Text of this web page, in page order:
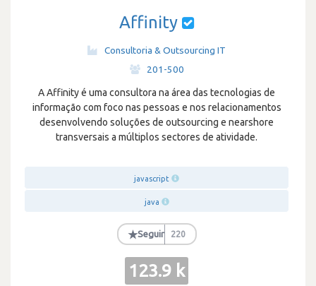
Affinity
Consultoria & Outsourcing IT
201-500
A Affinity é uma consultora na área das tecnologias de
informação com foco nas pessoas e nos relacionamentos
desenvolvendo soluções de outsourcing e nearshore
transversais a múltiplos sectores de atividade.
javascript
java
★Seguir 220
123.9 k